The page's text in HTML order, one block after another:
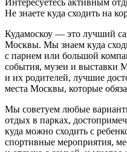
Интересуетесь активным
Не знаете куда сходить на
Кудамоскоу — это лучший
Москвы. Мы знаем куда
с парнем или большой
события, музеи и выставки
и их родителей, лучшие
места Москвы, которые
Мы советуем любые
отдых в парках,
куда можно сходить с
спортивные мероприятия,